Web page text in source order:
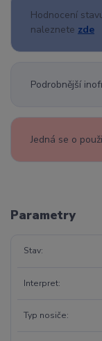
Hodnocení
naleznete zde
Podrobnější
Jedná se o
Parametry
Stav
Interpret
Typ nosiče